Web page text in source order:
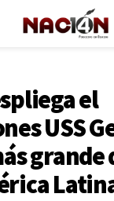
el
USS